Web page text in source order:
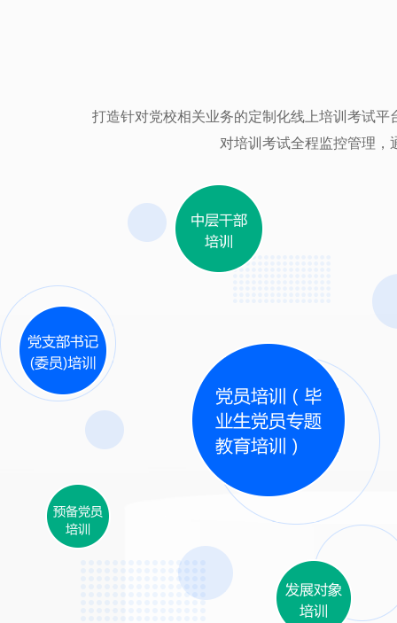
打造针对党校相关业务的定制化线上培训考试
对培训考试全程监控管理，